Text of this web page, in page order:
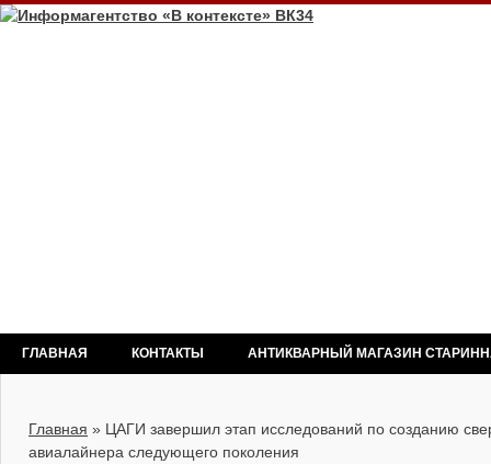
ГЛАВНАЯ КОНТАКТЫ АНТИКВАРНЫЙ МАГАЗИН
Главная » ЦАГИ завершил этап исследований по созданию
авиалайнера следующего поколения